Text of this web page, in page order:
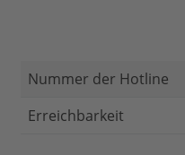
Nummer der Hotline
Erreichbarkeit